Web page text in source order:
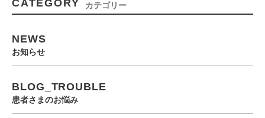
CATEGORY カテゴリー
NEWS
お知らせ
BLOG_TROUBLE
患者さまのお悩み